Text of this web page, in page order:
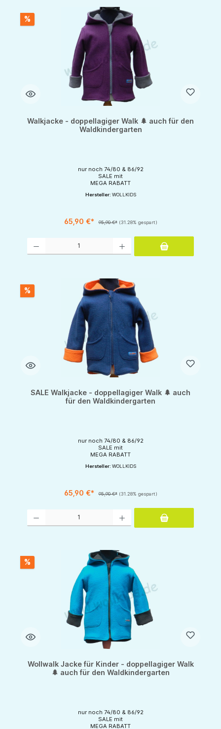
%
Walkjacke - doppellagiger Walk 🌲 auch für den
Waldkindergarten
nur noch 74/80 & 86/92
SALE mit
MEGA RABATT
Hersteller: WOLLKIDS
65,90 €* 95,90 €* (31.28% gespart)
%
SALE Walkjacke - doppellagiger Walk 🌲 auch
für den Waldkindergarten
nur noch 74/80 & 86/92
SALE mit
MEGA RABATT
Hersteller: WOLLKIDS
65,90 €* 95,90 €* (31.28% gespart)
%
Wollwalk Jacke für Kinder - doppellagiger Walk
🌲 auch für den Waldkindergarten
nur noch 74/80 & 86/92
SALE mit
MEGA RABATT